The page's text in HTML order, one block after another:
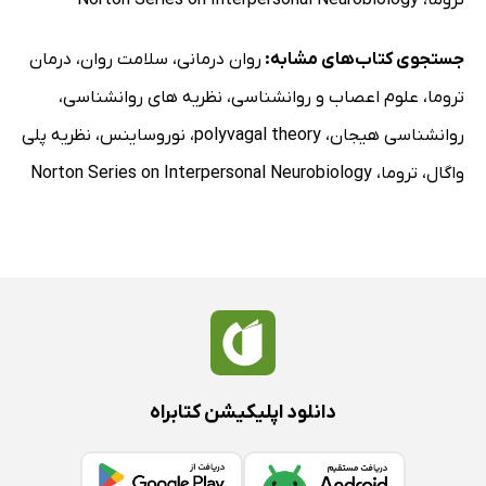
راهنمایی‌ها
مراحل نوشتن داستان‌های درخت
نکات
مراحل حرکت درختان
جستجوی کتاب‌های مشابه: روان درمانی، سلامت روان، درمان
تروما، علوم اعصاب و روانشناسی، نظریه های روانشناسی،
روانشناسی هیجان، polyvagal theory، نوروساینس، نظریه پلی
واگال، تروما، Norton Series on Interpersonal Neurobiology
دانلود اپلیکیشن کتابراه